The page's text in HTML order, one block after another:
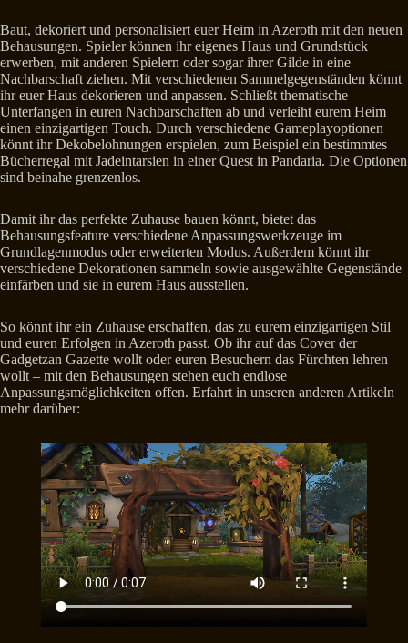
Baut, dekoriert und personalisiert euer Heim in Azeroth mit den neuen
Behausungen. Spieler können ihr eigenes Haus und Grundstück
erwerben, mit anderen Spielern oder sogar ihrer Gilde in eine
Nachbarschaft ziehen. Mit verschiedenen Sammelgegenständen könnt
ihr euer Haus dekorieren und anpassen. Schließt thematische
Unterfangen in euren Nachbarschaften ab und verleiht eurem Heim
einen einzigartigen Touch. Durch verschiedene Gameplayoptionen
könnt ihr Dekobelohnungen erspielen, zum Beispiel ein bestimmtes
Bücherregal mit Jadeintarsien in einer Quest in Pandaria. Die Optionen
sind beinahe grenzenlos.
Damit ihr das perfekte Zuhause bauen könnt, bietet das
Behausungsfeature verschiedene Anpassungswerkzeuge im
Grundlagenmodus oder erweiterten Modus. Außerdem könnt ihr
verschiedene Dekorationen sammeln sowie ausgewählte Gegenstände
einfärben und sie in eurem Haus ausstellen.
So könnt ihr ein Zuhause erschaffen, das zu eurem einzigartigen Stil
und euren Erfolgen in Azeroth passt. Ob ihr auf das Cover der
Gadgetzan Gazette wollt oder euren Besuchern das Fürchten lehren
wollt – mit den Behausungen stehen euch endlose
Anpassungsmöglichkeiten offen. Erfahrt in unseren anderen Artikeln
mehr darüber: